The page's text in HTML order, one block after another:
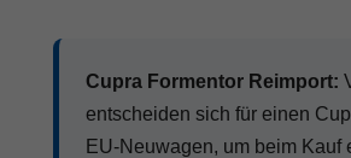
Cupra Formentor Reimport:
entscheiden sich für einen
EU-Neuwagen, um beim Kauf